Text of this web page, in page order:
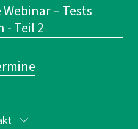
– Tests
- Teil 2